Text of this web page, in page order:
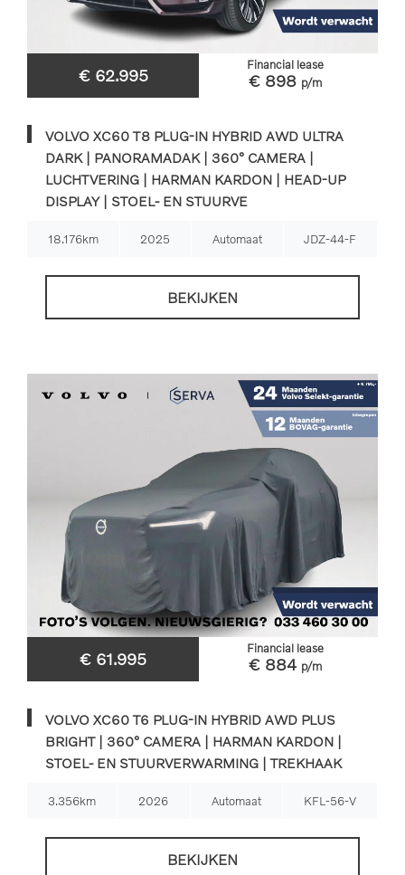
€ 62.995
Financial lease
€ 898 p/m
VOLVO XC60 T8 PLUG-IN HYBRID AWD ULTRA
DARK | PANORAMADAK | 360° CAMERA |
LUCHTVERING | HARMAN KARDON | HEAD-UP
DISPLAY | STOEL- EN STUURVE
18.176km 2025 Automaat JDZ-44-F
BEKIJKEN
€ 61.995
Financial lease
€ 884 p/m
VOLVO XC60 T6 PLUG-IN HYBRID AWD PLUS
BRIGHT | 360° CAMERA | HARMAN KARDON |
STOEL- EN STUURVERWARMING | TREKHAAK
3.356km 2026 Automaat KFL-56-V
BEKIJKEN